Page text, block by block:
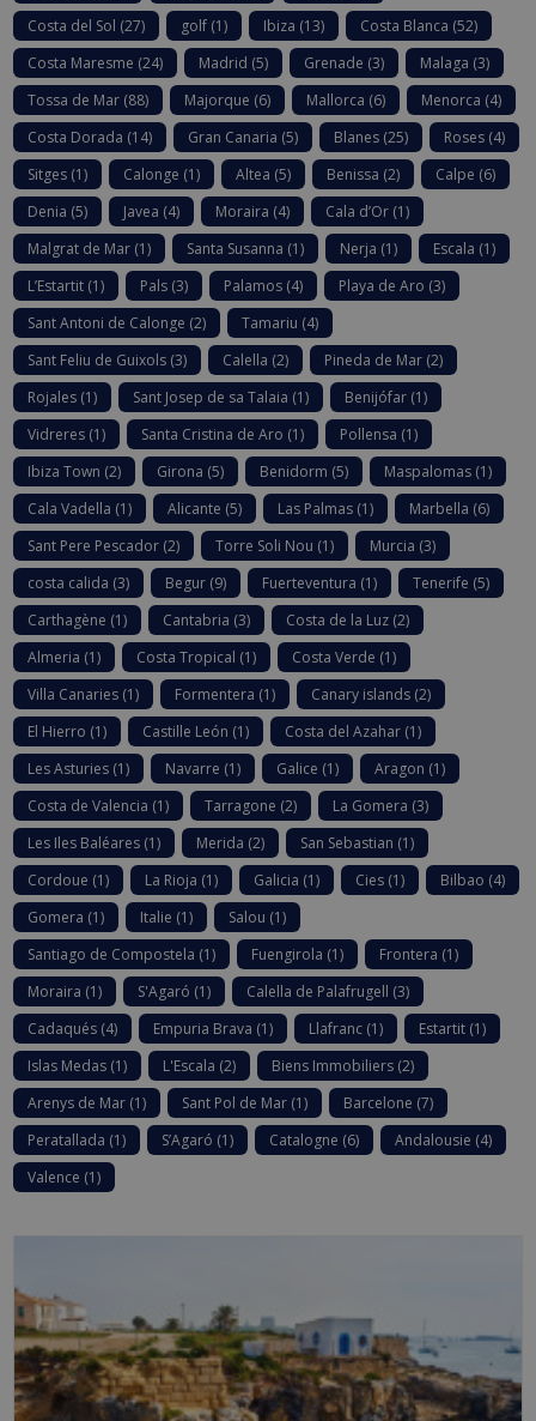
Costa del Sol (27) golf (1) Ibiza (13) Costa Blanca (52)
Costa Maresme (24) Madrid (5) Grenade (3) Malaga (3)
Tossa de Mar (88) Majorque (6) Mallorca (6) Menorca (4)
Costa Dorada (14) Gran Canaria (5) Blanes (25) Roses (4)
Sitges (1) Calonge (1) Altea (5) Benissa (2) Calpe (6)
Denia (5) Javea (4) Moraira (4) Cala d’Or (1)
Malgrat de Mar (1) Santa Susanna (1) Nerja (1) Escala (1)
L’Estartit (1) Pals (3) Palamos (4) Playa de Aro (3)
Sant Antoni de Calonge (2) Tamariu (4)
Sant Feliu de Guixols (3) Calella (2) Pineda de Mar (2)
Rojales (1) Sant Josep de sa Talaia (1) Benijófar (1)
Vidreres (1) Santa Cristina de Aro (1) Pollensa (1)
Ibiza Town (2) Girona (5) Benidorm (5) Maspalomas (1)
Cala Vadella (1) Alicante (5) Las Palmas (1) Marbella (6)
Sant Pere Pescador (2) Torre Soli Nou (1) Murcia (3)
costa calida (3) Begur (9) Fuerteventura (1) Tenerife (5)
Carthagène (1) Cantabria (3) Costa de la Luz (2)
Almeria (1) Costa Tropical (1) Costa Verde (1)
Villa Canaries (1) Formentera (1) Canary islands (2)
El Hierro (1) Castille León (1) Costa del Azahar (1)
Les Asturies (1) Navarre (1) Galice (1) Aragon (1)
Costa de Valencia (1) Tarragone (2) La Gomera (3)
Les Iles Baléares (1) Merida (2) San Sebastian (1)
Cordoue (1) La Rioja (1) Galicia (1) Cies (1) Bilbao (4)
Gomera (1) Italie (1) Salou (1)
Santiago de Compostela (1) Fuengirola (1) Frontera (1)
Moraira (1) S'Agaró (1) Calella de Palafrugell (3)
Cadaqués (4) Empuria Brava (1) Llafranc (1) Estartit (1)
Islas Medas (1) L'Escala (2) Biens Immobiliers (2)
Arenys de Mar (1) Sant Pol de Mar (1) Barcelone (7)
Peratallada (1) S’Agaró (1) Catalogne (6) Andalousie (4)
Valence (1)